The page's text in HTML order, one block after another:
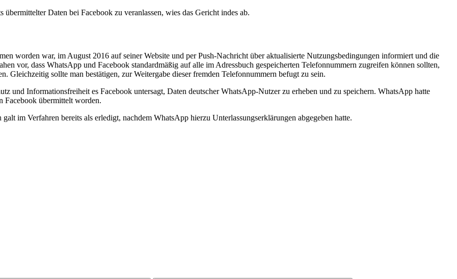
Daten bei Facebook zu veranlassen, wies das Gericht indes ab.
worden war, im August 2016 auf seiner Website und per Push-Nachricht über aktualisierte Nutzungsbedingungen informiert und die
vor, dass WhatsApp und Facebook standardmäßig auf alle im Adressbuch gespeicherten Telefonnummern zugreifen können sollten,
Gleichzeitig sollte man bestätigen, zur Weitergabe dieser fremden Telefonnummern befugt zu sein.
und Informationsfreiheit es Facebook untersagt, Daten deutscher WhatsApp-Nutzer zu erheben und zu speichern. WhatsApp hatte
Facebook übermittelt worden.
im Verfahren bereits als erledigt, nachdem WhatsApp hierzu Unterlassungserklärungen abgegeben hatte.